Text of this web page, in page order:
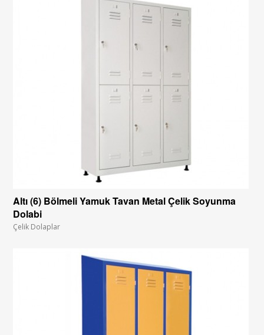
Altı (6) Bölmeli Yamuk Tavan Metal Çelik Soyunma
Dolabi
Çelik Dolaplar